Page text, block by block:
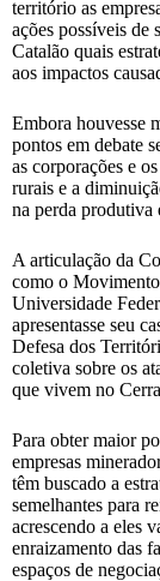
território as
ações possíveis de
Catalão quais
aos impactos
Embora houvesse
pontos em debate
as corporações e
rurais e a
na perda produtiva
A articulação da
como o
Universidade
apresentasse seu
Defesa dos
coletiva sobre os
que vivem no
Para obter maior
empresas
têm buscado a
semelhantes para
acrescendo a eles
enraizamento das
espaços de